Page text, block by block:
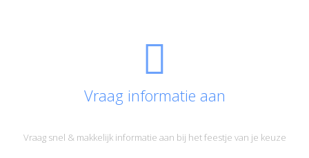
Vraag informatie aan
Vraag snel & makkelijk informatie aan bij het feestje van je keuze